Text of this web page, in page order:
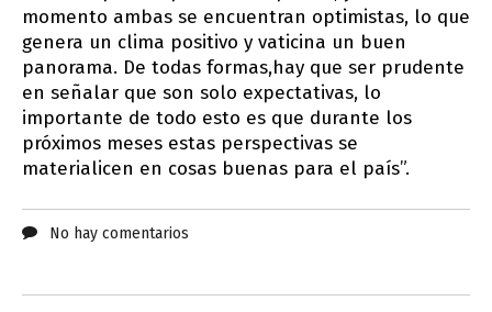
momento ambas se encuentran optimistas, lo que
genera un clima positivo y vaticina un buen
panorama. De todas formas,hay que ser prudente
en señalar que son solo expectativas, lo
importante de todo esto es que durante los
próximos meses estas perspectivas se
materialicen en cosas buenas para el país”.
No hay comentarios